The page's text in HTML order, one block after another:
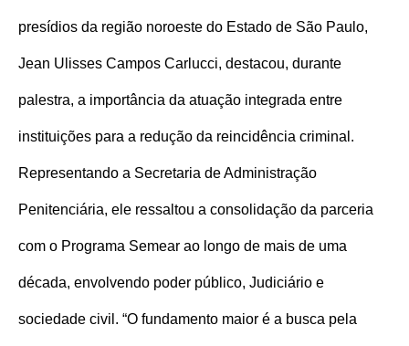
presídios da região noroeste do Estado de São Paulo,
Jean Ulisses Campos Carlucci, destacou, durante
palestra, a importância da atuação integrada entre
instituições para a redução da reincidência criminal.
Representando a Secretaria de Administração
Penitenciária, ele ressaltou a consolidação da parceria
com o Programa Semear ao longo de mais de uma
década, envolvendo poder público, Judiciário e
sociedade civil. “O fundamento maior é a busca pela